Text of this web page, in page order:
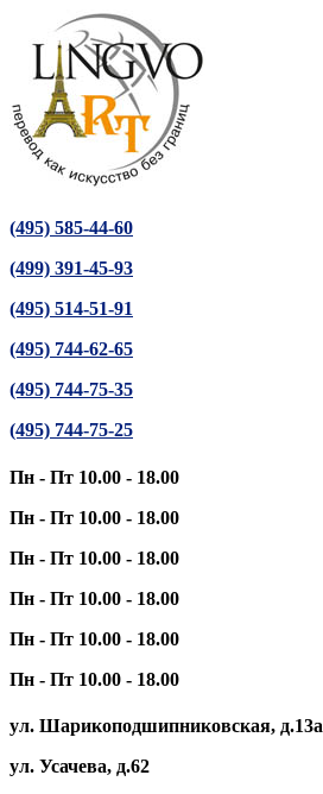
(495) 585-44-60
(499) 391-45-93
(495) 514-51-91
(495) 744-62-65
(495) 744-75-35
(495) 744-75-25
Пн - Пт 10.00 - 18.00
Пн - Пт 10.00 - 18.00
Пн - Пт 10.00 - 18.00
Пн - Пт 10.00 - 18.00
Пн - Пт 10.00 - 18.00
Пн - Пт 10.00 - 18.00
ул. Шарикоподшипниковская, д.13а
ул. Усачева, д.62